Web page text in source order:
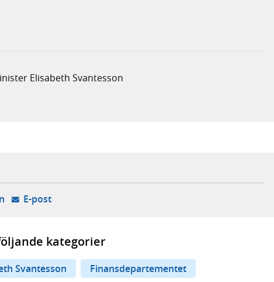
Elisabeth Svantesson
webbplats,
flik, extern webbplats,
- öppnas i ny flik, extern webbplats,
E-post- öppnar din e-postklient,
kategorier
Svantesson
Finansdepartementet